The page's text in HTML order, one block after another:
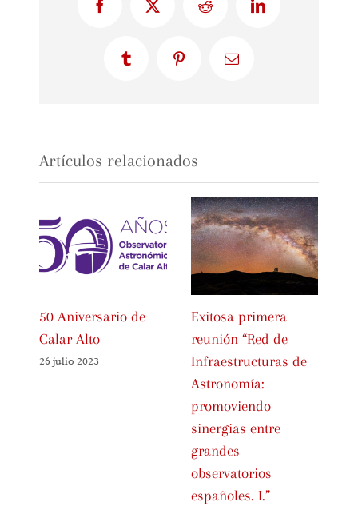
FacebookX Reddit LinkedIn
Tumblr PinterestCorreo
Artículos relacionados
50 Aniversario de
Calar Alto
26 julio 2023
Exitosa primera
reunión “Red de
Infraestructuras de
Astronomía:
promoviendo
sinergias entre
grandes
observatorios
españoles. I.”